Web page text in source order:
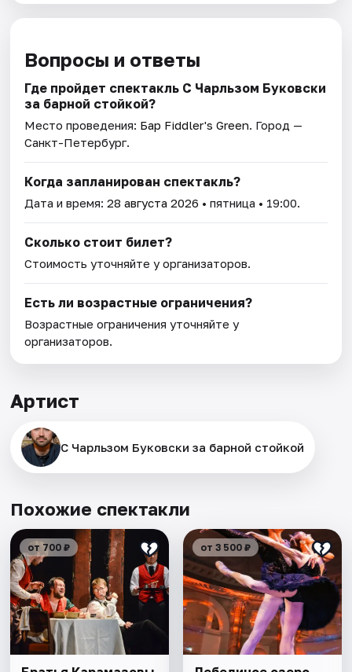
Вопросы и ответы
Где пройдет спектакль С Чарльзом Буковски
за барной стойкой?
Место проведения: Бар Fiddler's Green. Город —
Санкт-Петербург.
Когда запланирован спектакль?
Дата и время:28 августа 2026 • пятница • 19:00.
Сколько стоит билет?
Стоимость уточняйте у организаторов.
Есть ли возрастные ограничения?
Возрастные ограничения уточняйте у
организаторов.
Артист
С Чарльзом Буковски за барной стойкой
Похожие спектакли
от 700 ₽ от 3 500 ₽